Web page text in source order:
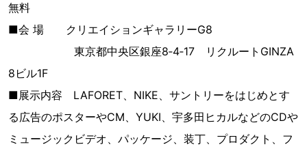
無料
■会 場 クリエイションギャラリーG8
東京都中央区銀座8‐4‐17 リクルートGINZA
8ビル1F
■展示内容 LAFORET、NIKE、サントリーをはじめとす
る広告のポスターやCM、YUKI、宇多田ヒカルなどのCDや
ミュージックビデオ、パッケージ、装丁、プロダクト、フ